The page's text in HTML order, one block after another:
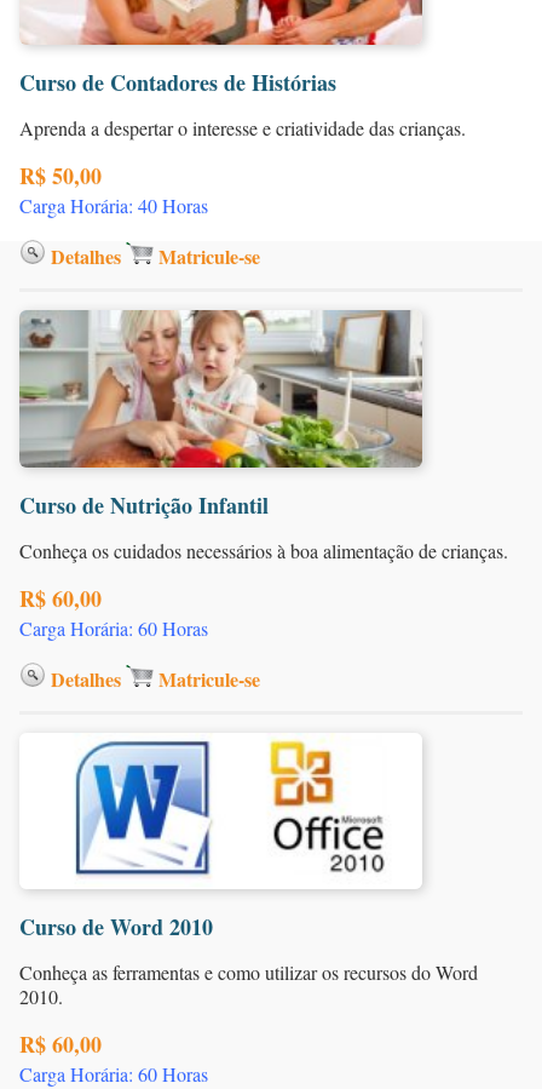
Curso de Contadores de Histórias
Aprenda a despertar o interesse e criatividade das crianças.
R$ 50,00
Carga Horária: 40 Horas
Detalhes Matricule-se
Curso de Nutrição Infantil
Conheça os cuidados necessários à boa alimentação de crianças.
R$ 60,00
Carga Horária: 60 Horas
Detalhes Matricule-se
Curso de Word 2010
Conheça as ferramentas e como utilizar os recursos do Word
2010.
R$ 60,00
Carga Horária: 60 Horas